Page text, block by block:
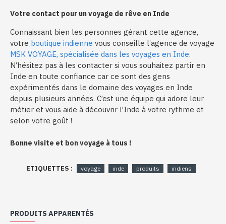
Votre contact pour un voyage de rêve en Inde
Connaissant bien les personnes gérant cette agence,
votre boutique indienne vous conseille l’agence de voyage
MSK VOYAGE, spécialisée dans les voyages en Inde.
N’hésitez pas à les contacter si vous souhaitez partir en
Inde en toute confiance car ce sont des gens
expérimentés dans le domaine des voyages en Inde
depuis plusieurs années. C’est une équipe qui adore leur
métier et vous aide à découvrir l’Inde à votre rythme et
selon votre goût !
Bonne visite et bon voyage à tous !
ETIQUETTES : voyage inde produits indiens
PRODUITS APPARENTÉS